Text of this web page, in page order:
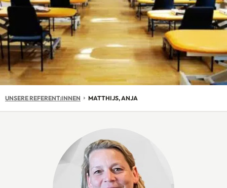
UNSERE REFERENT:INNEN AKTUELL: MATTHIJS, ANJA
MATTHIJS, ANJA